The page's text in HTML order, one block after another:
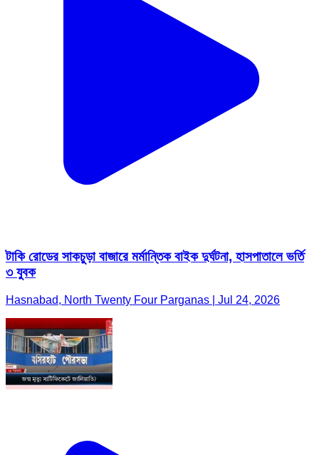
টাকি রোডের সাকচুড়া বাজারে মর্মান্তিক বাইক দুর্ঘটনা, হাসপাতালে ভর্তি
৩ যুবক
Hasnabad, North Twenty Four Parganas | Jul 24, 2026